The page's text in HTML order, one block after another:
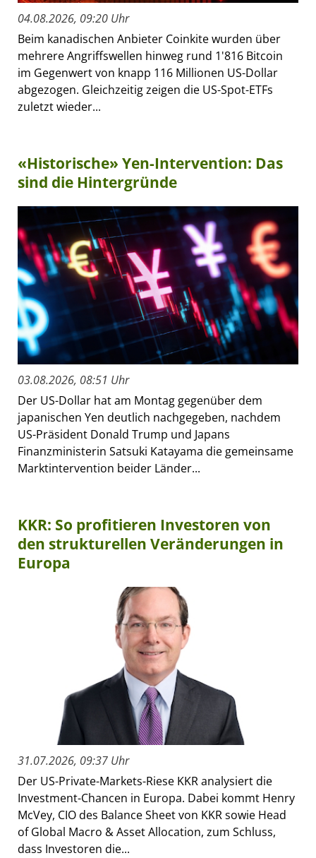
04.08.2026, 09:20 Uhr
Beim kanadischen Anbieter Coinkite wurden über
mehrere Angriffswellen hinweg rund 1'816 Bitcoin
im Gegenwert von knapp 116 Millionen US-Dollar
abgezogen. Gleichzeitig zeigen die US-Spot-ETFs
zuletzt wieder...
«Historische» Yen-Intervention: Das
sind die Hintergründe
03.08.2026, 08:51 Uhr
Der US-Dollar hat am Montag gegenüber dem
japanischen Yen deutlich nachgegeben, nachdem
US-Präsident Donald Trump und Japans
Finanzministerin Satsuki Katayama die gemeinsame
Marktintervention beider Länder...
KKR: So profitieren Investoren von
den strukturellen Veränderungen in
Europa
31.07.2026, 09:37 Uhr
Der US-Private-Markets-Riese KKR analysiert die
Investment-Chancen in Europa. Dabei kommt Henry
McVey, CIO des Balance Sheet von KKR sowie Head
of Global Macro & Asset Allocation, zum Schluss,
dass Investoren die...